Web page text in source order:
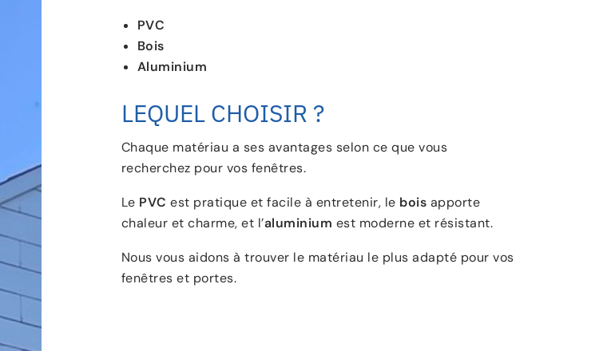
PVC
Bois
Aluminium
LEQUEL CHOISIR ?
Chaque matériau a ses avantages selon ce que vous
recherchez pour vos fenêtres.
Le PVC est pratique et facile à entretenir, le bois apporte
chaleur et charme, et l’aluminium est moderne et résistant.
Nous vous aidons à trouver le matériau le plus adapté pour vos
fenêtres et portes.